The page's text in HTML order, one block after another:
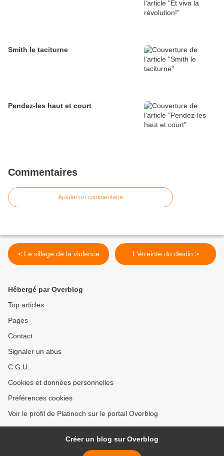
Smith le taciturne
Pendez-les haut et court
Commentaires
Ajouter un commentaire
< Le sillage de la violence L'étreinte du destin >
Hébergé par Overblog
Top articles
Pages
Contact
Signaler un abus
C.G.U.
Cookies et données personnelles
Préférences cookies
Voir le profil de Platinoch sur le portail Overblog
Créer un blog sur Overblog